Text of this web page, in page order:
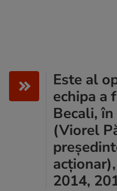
Este al
echipa a
Becali,
(Viorel
2014,